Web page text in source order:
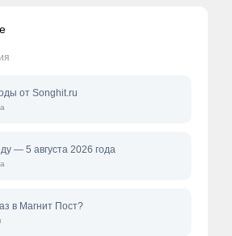
от Songhit.ru
— 5 августа 2026 года
в Магнит Пост?